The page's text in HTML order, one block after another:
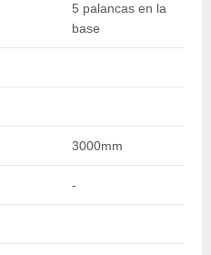
5 palancas en la
base
3000mm
-